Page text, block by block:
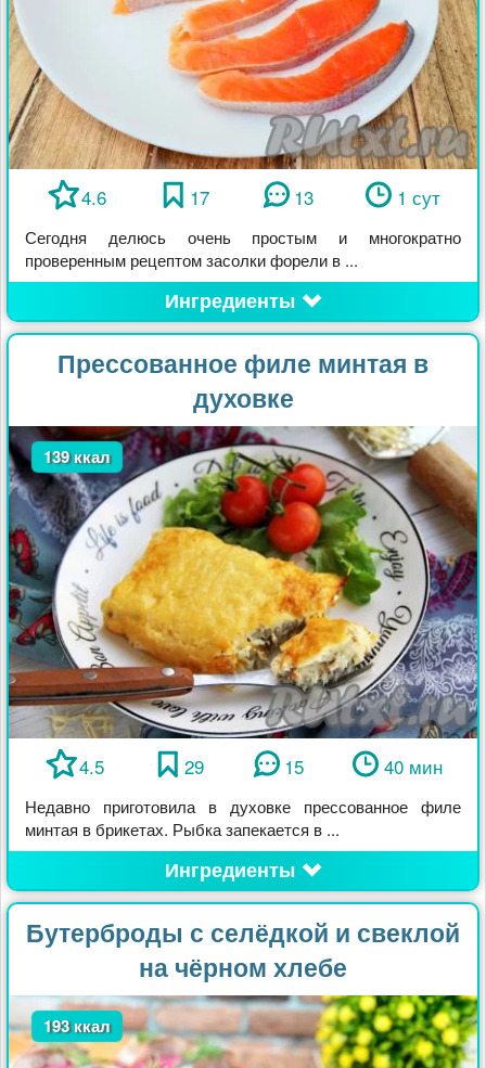
4.6 17 13 1 сут
Сегодня делюсь очень простым и многократно
проверенным рецептом засолки форели в ...
Ингредиенты
Прессованное филе минтая в
духовке
139 ккал
4.5 29 15 40 мин
Недавно приготовила в духовке прессованное филе
минтая в брикетах. Рыбка запекается в ...
Ингредиенты
Бутерброды с селёдкой и свеклой
на чёрном хлебе
193 ккал